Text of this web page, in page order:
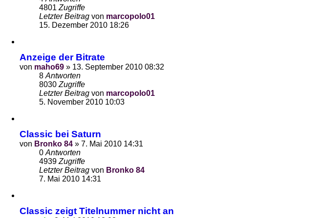
4801 Zugriffe
Letzter Beitrag von marcopolo01
15. Dezember 2010 18:26
Anzeige der Bitrate
von maho69 » 13. September 2010 08:32
8 Antworten
8030 Zugriffe
Letzter Beitrag von marcopolo01
5. November 2010 10:03
Classic bei Saturn
von Bronko 84 » 7. Mai 2010 14:31
0 Antworten
4939 Zugriffe
Letzter Beitrag von Bronko 84
7. Mai 2010 14:31
Classic zeigt Titelnummer nicht an